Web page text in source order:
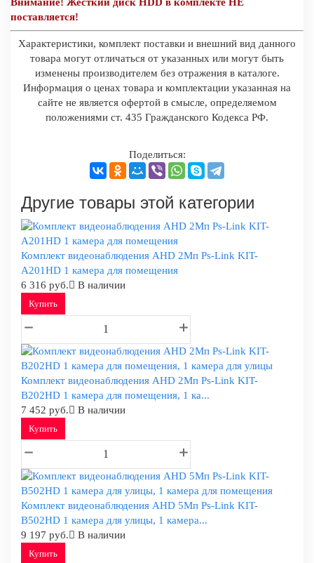
поставляется!
Характеристики, комплект поставки и внешний вид данного
товара могут отличаться от указанных или могут быть
изменены производителем без отражения в каталоге.
Информация о ценах товара и комплектации указанная на
сайте не является офертой в смысле, определяемом
положениями ст. 435 Гражданского Кодекса РФ.
Поделиться:
Другие товары этой категории
Комплект видеонаблюдения AHD 2Мп Ps-Link KIT-
A201HD 1 камера для помещения
6 316 руб.
В наличии
Купить
Комплект видеонаблюдения AHD 2Мп Ps-Link KIT-
B202HD 1 камера для помещения, 1 ка...
7 452 руб.
В наличии
Купить
Комплект видеонаблюдения AHD 5Мп Ps-Link KIT-
B502HD 1 камера для улицы, 1 камера...
9 197 руб.
В наличии
Купить